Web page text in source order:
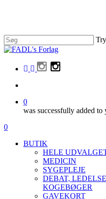
content
Close
facebook
linkedin
instagram
0
was successfully added to
Menu
search
0
BUTIK
HELE
MEDICIN
SYGEPLEJE
DEBAT,
KOGEBØGER
GAVEKORT